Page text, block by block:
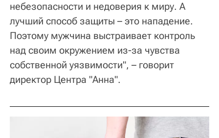
небезопасности и недоверия к миру. А
лучший способ защиты – это нападение.
Поэтому мужчина выстраивает контроль
над своим окружением из-за чувства
собственной уязвимости", – говорит
директор Центра "Анна".